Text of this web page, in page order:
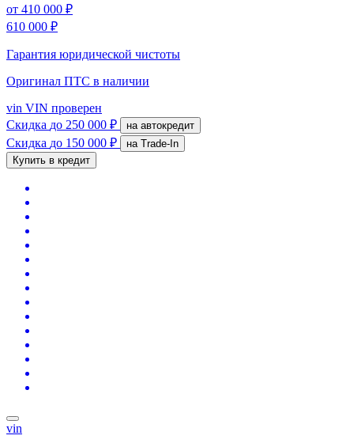
от 410 000 ₽
610 000 ₽
Гарантия юридической чистоты
Оригинал ПТС в наличии
vin VIN проверен
Скидка до 250 000 ₽ на автокредит
Скидка до 150 000 ₽
на Trade-In
Купить в кредит
vin